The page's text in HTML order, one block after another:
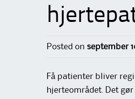
Posted on september
Få patienter bliver
hjerteområdet. Det